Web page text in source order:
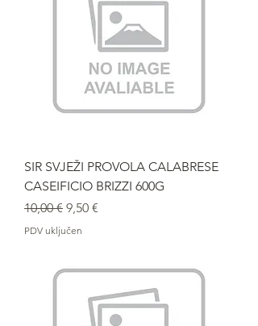
SIR SVJEŽI PROVOLA CALABRESE
CASEIFICIO BRIZZI 600G
Redovna cijena
10,00 € Cijena s popustom
9,50 €
PDV uključen